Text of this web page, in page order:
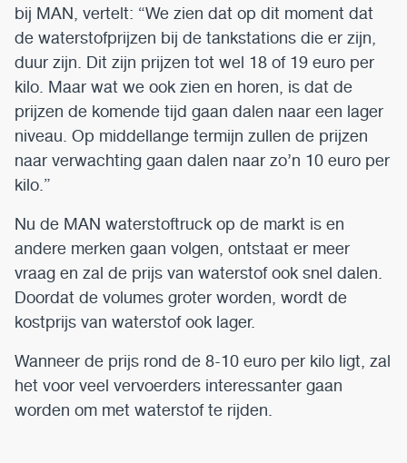
bij MAN, vertelt: “We zien dat op dit moment dat
de waterstofprijzen bij de tankstations die er zijn,
duur zijn. Dit zijn prijzen tot wel 18 of 19 euro per
kilo. Maar wat we ook zien en horen, is dat de
prijzen de komende tijd gaan dalen naar een lager
niveau. Op middellange termijn zullen de prijzen
naar verwachting gaan dalen naar zo’n 10 euro per
kilo.”
Nu de MAN waterstoftruck op de markt is en
andere merken gaan volgen, ontstaat er meer
vraag en zal de prijs van waterstof ook snel dalen.
Doordat de volumes groter worden, wordt de
kostprijs van waterstof ook lager.
Wanneer de prijs rond de 8-10 euro per kilo ligt, zal
het voor veel vervoerders interessanter gaan
worden om met waterstof te rijden.